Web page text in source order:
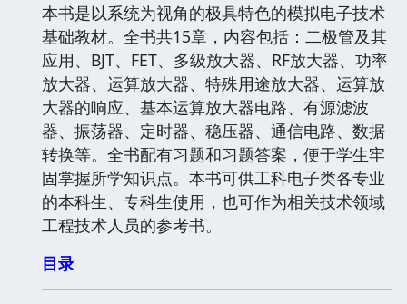
本书是以系统为视角的极具特色的模拟电子技术
基础教材。全书共15章，内容包括：二极管及其
应用、BJT、FET、多级放大器、RF放大器、功率
放大器、运算放大器、特殊用途放大器、运算放
大器的响应、基本运算放大器电路、有源滤波
器、振荡器、定时器、稳压器、通信电路、数据
转换等。全书配有习题和习题答案，便于学生牢
固掌握所学知识点。本书可供工科电子类各专业
的本科生、专科生使用，也可作为相关技术领域
工程技术人员的参考书。
目录